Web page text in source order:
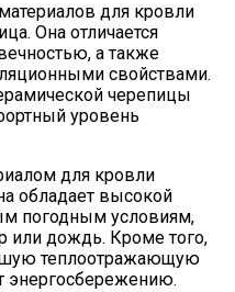
для кровли
Она отличается
а также
свойствами.
черепицы
уровень
для кровли
обладает высокой
погодным условиям,
или дождь. Кроме того,
теплоотражающую
энергосбережению.